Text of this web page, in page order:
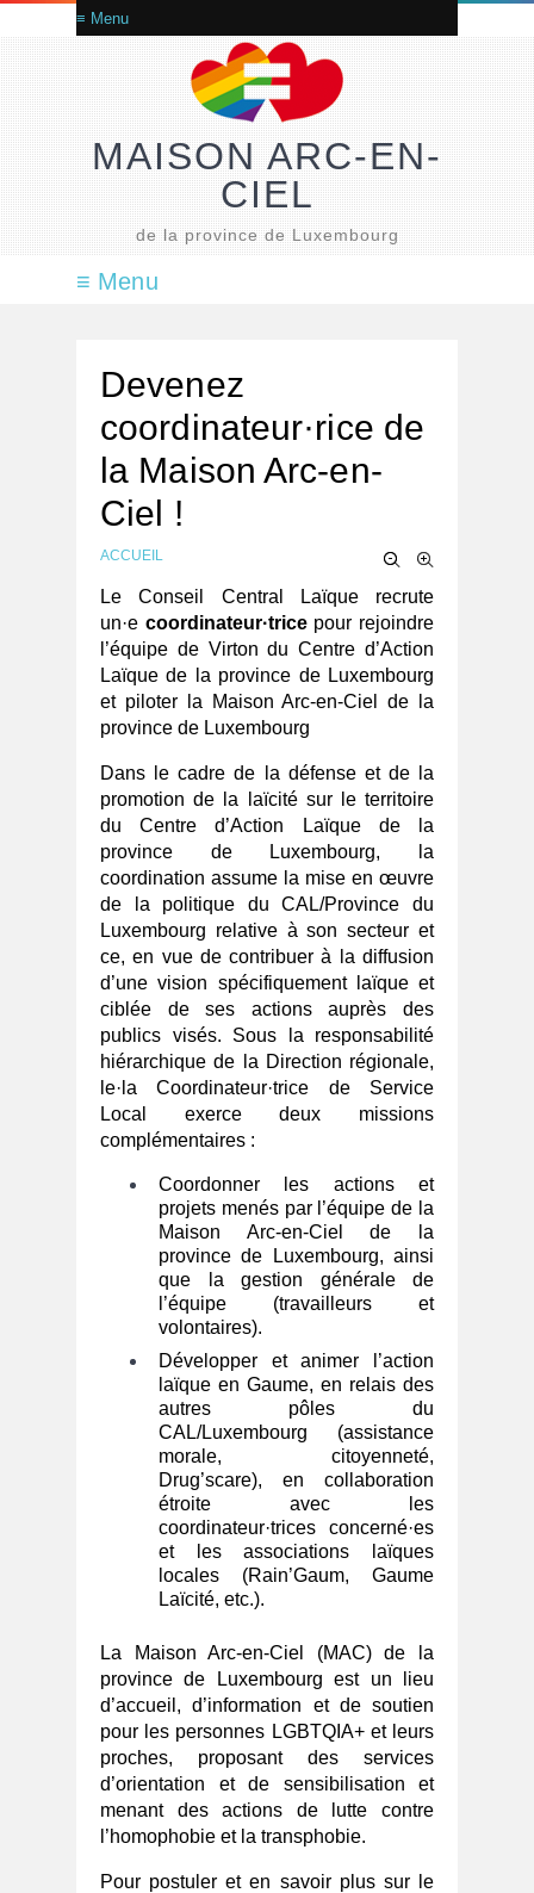
MAISON ARC-EN-
CIEL
de la province de Luxembourg
Devenez
coordinateur·rice de
la Maison Arc-en-
Ciel !
ACCUEIL
Le Conseil Central Laïque recrute
un·e coordinateur·tricepour rejoindre
l’équipe de Virton du Centre d’Action
Laïque de la province de Luxembourg
et piloter la Maison Arc-en-Ciel de la
province de Luxembourg
Dans le cadre de la défense et de la
promotion de la laïcité sur le territoire
du Centre d’Action Laïque de la
province de Luxembourg, la
coordination assume la mise en œuvre
de la politique du CAL/Province du
Luxembourg relative à son secteur et
ce, en vue de contribuer à la diffusion
d’une vision spécifiquement laïque et
ciblée de ses actions auprès des
publics visés. Sous la responsabilité
hiérarchique de la Direction régionale,
le·la Coordinateur·trice de Service
Local exerce deux missions
complémentaires :
Coordonner les actions et
projets menés par l’équipe de la
Maison Arc‑en‑Ciel de la
province de Luxembourg, ainsi
que la gestion générale de
l’équipe (travailleurs et
volontaires).
Développer et animer l’action
laïque en Gaume, en relais des
autres pôles du
CAL/Luxembourg (assistance
morale, citoyenneté,
Drug’scare), en collaboration
étroite avec les
coordinateur·trices concerné·es
et les associations laïques
locales (Rain’Gaum, Gaume
Laïcité, etc.).
La Maison Arc‑en‑Ciel (MAC) de la
province de Luxembourg est un lieu
d’accueil, d’information et de soutien
pour les personnes LGBTQIA+ et leurs
proches, proposant des services
d’orientation et de sensibilisation et
menant des actions de lutte contre
l’homophobie et la transphobie.
Pour postuler et en savoir plus sur le